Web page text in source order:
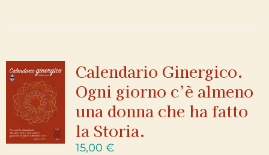
Calendario Ginergico.
Ogni giorno c’è almeno
una donna che ha fatto
la Storia.
15,00 €